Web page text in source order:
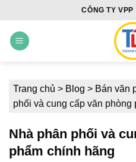
content
CÔNG TY
Trang chủ > Blog > Bán văn
phối và cung cấp văn phòng
Nhà phân phối và
phẩm chính hãng